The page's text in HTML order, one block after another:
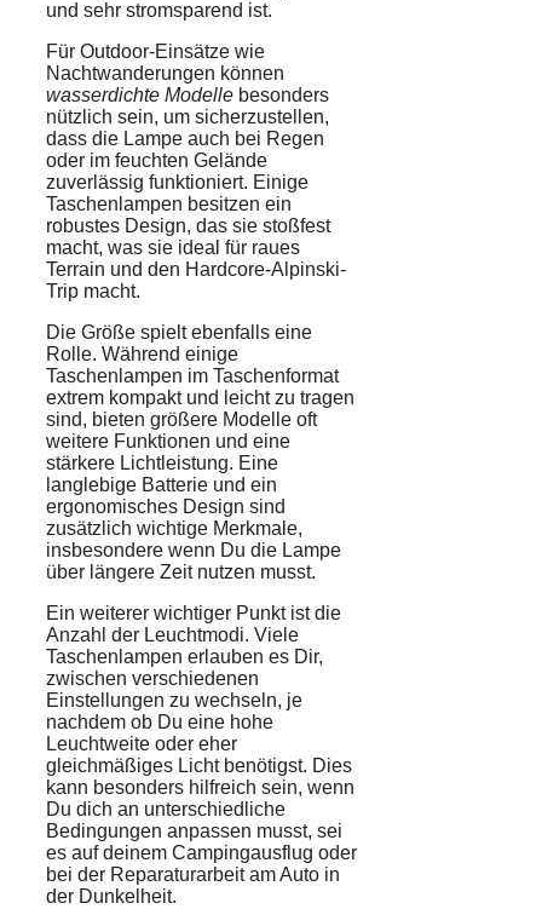
und sehr stromsparend ist.
Für Outdoor-Einsätze wie
Nachtwanderungen können
wasserdichte Modelle besonders
nützlich sein, um sicherzustellen,
dass die Lampe auch bei Regen
oder im feuchten Gelände
zuverlässig funktioniert. Einige
Taschenlampen besitzen ein
robustes Design, das sie stoßfest
macht, was sie ideal für raues
Terrain und den Hardcore-Alpinski-
Trip macht.
Die Größe spielt ebenfalls eine
Rolle. Während einige
Taschenlampen im Taschenformat
extrem kompakt und leicht zu tragen
sind, bieten größere Modelle oft
weitere Funktionen und eine
stärkere Lichtleistung. Eine
langlebige Batterie und ein
ergonomisches Design sind
zusätzlich wichtige Merkmale,
insbesondere wenn Du die Lampe
über längere Zeit nutzen musst.
Ein weiterer wichtiger Punkt ist die
Anzahl der Leuchtmodi. Viele
Taschenlampen erlauben es Dir,
zwischen verschiedenen
Einstellungen zu wechseln, je
nachdem ob Du eine hohe
Leuchtweite oder eher
gleichmäßiges Licht benötigst. Dies
kann besonders hilfreich sein, wenn
Du dich an unterschiedliche
Bedingungen anpassen musst, sei
es auf deinem Campingausflug oder
bei der Reparaturarbeit am Auto in
der Dunkelheit.